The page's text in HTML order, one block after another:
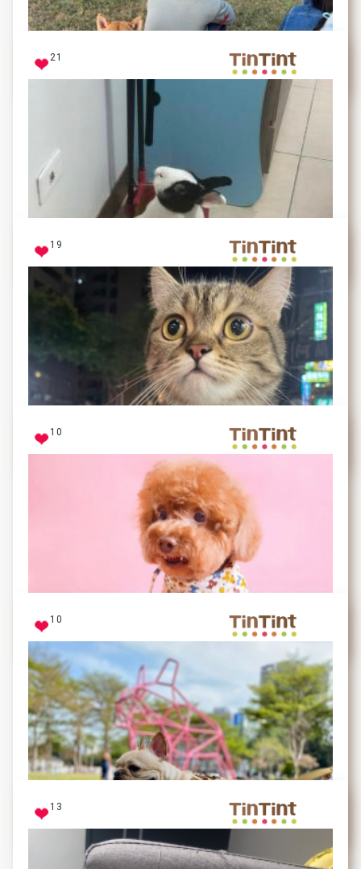
我最喜歡出門跑跑了weeee~
熊熊
跟爸爸在最愛的大草皮，背對背坐著，好開心唷
旺柴
21
學媽媽量體重
19
10
人見人愛的心甘寶貝～時常出現浮誇的表情！
10
13